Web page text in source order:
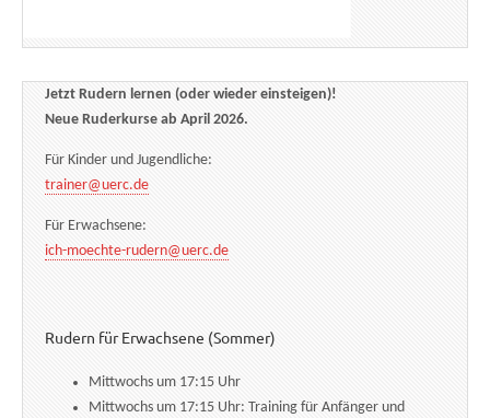
Jetzt Rudern lernen (oder wieder einsteigen)!
Neue Ruderkurse ab April 2026.
Für Kinder und Jugendliche:
trainer@uerc.de
Für Erwachsene:
ich-moechte-rudern@uerc.de
Rudern für Erwachsene (Sommer)
Mittwochs um 17:15 Uhr
Mittwochs um 17:15 Uhr: Training für Anfänger und